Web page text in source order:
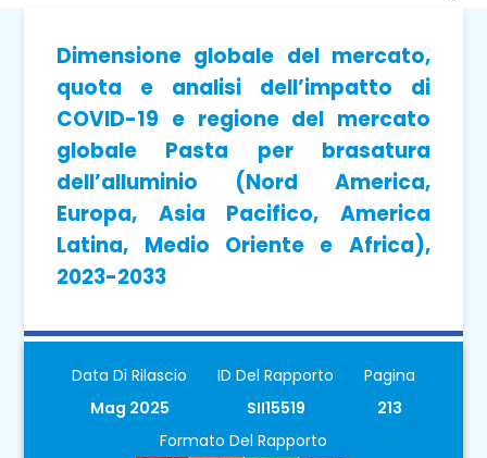
Dimensione globale del mercato,
quota e analisi dell’impatto di
COVID-19 e regione del mercato
globale Pasta per brasatura
dell’alluminio (Nord America,
Europa, Asia Pacifico, America
Latina, Medio Oriente e Africa),
2023-2033
Data Di Rilascio
Mag 2025
ID Del Rapporto
SII15519
Pagina
213
Formato Del Rapporto